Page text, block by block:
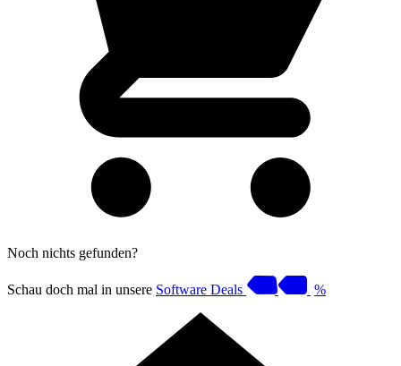
Noch nichts gefunden?
Schau doch mal in unsere Software Deals %